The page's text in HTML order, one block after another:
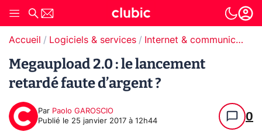
Accueil Logiciels & services Internet & communication
Megaupload 2.0 : le lancement
retardé faute d’argent ?
Par Paolo GAROSCIO
Publié le 25 janvier 2017 à 12h44 0